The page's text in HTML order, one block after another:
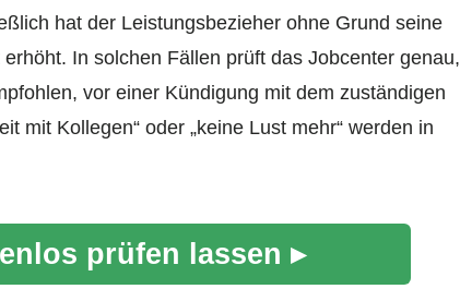
hat der Leistungsbezieher ohne Grund seine
In solchen Fällen prüft das Jobcenter genau,
vor einer Kündigung mit dem zuständigen
mit Kollegen“ oder „keine Lust mehr“ werden in
prüfen lassen ▸